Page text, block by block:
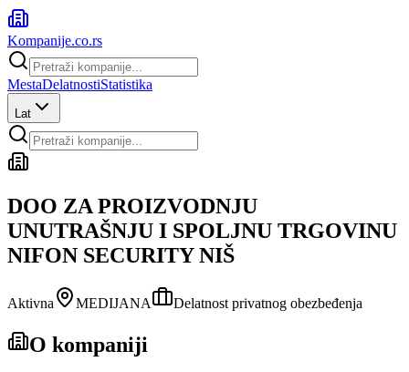
Kompanije.co.rs
MestaDelatnostiStatistika
Lat
DOO ZA PROIZVODNJU
UNUTRAŠNJU I SPOLJNU TRGOVINU
NIFON SECURITY NIŠ
Aktivna MEDIJANA Delatnost privatnog obezbeđenja
O kompaniji